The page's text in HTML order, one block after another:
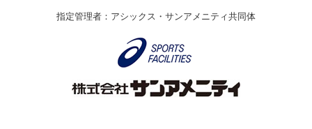
伊丹市総合体育大会 バレーボール大会が開催されました
なわとびイベントを開催しました！
指定管理者：アシックス・サンアメニティ共同体